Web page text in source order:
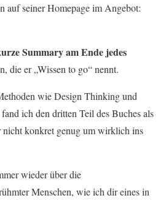
auf seiner Homepage im Angebot:
Summary am Ende jedes
die er „Wissen to go“ nennt.
wie Design Thinking und
ich den dritten Teil des Buches als
nicht konkret genug um wirklich ins
wieder über die
Menschen, wie ich dir eines in